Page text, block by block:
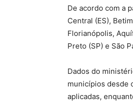
De acordo com a
Central (ES),
Florianópolis,
Preto (SP) e São
Dados do
municípios desde
aplicadas,